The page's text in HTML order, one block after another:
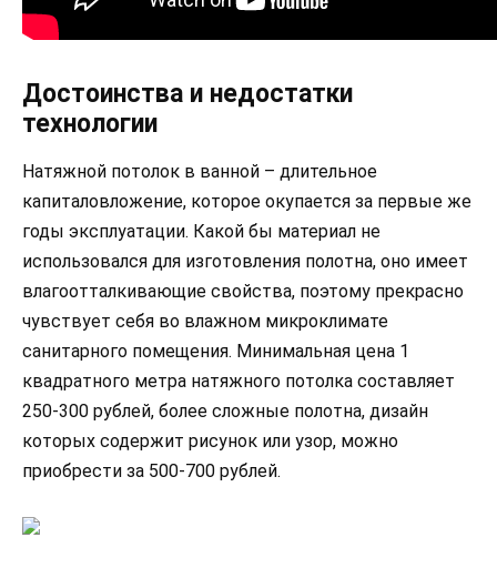
Достоинства и недостатки
технологии
Натяжной потолок в ванной – длительное
капиталовложение, которое окупается за первые же
годы эксплуатации. Какой бы материал не
использовался для изготовления полотна, оно имеет
влагоотталкивающие свойства, поэтому прекрасно
чувствует себя во влажном микроклимате
санитарного помещения. Минимальная цена 1
квадратного метра натяжного потолка составляет
250-300 рублей, более сложные полотна, дизайн
которых содержит рисунок или узор, можно
приобрести за 500-700 рублей.